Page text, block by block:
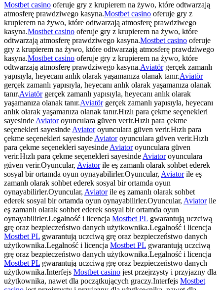
Mostbet casino oferuje gry z krupierem na żywo, które odtwarzają
atmosferę prawdziwego kasyna.Mostbet casino oferuje gry z
krupierem na żywo, które odtwarzają atmosferę prawdziwego
kasyna.Mostbet casino oferuje gry z krupierem na żywo, które
odtwarzają atmosferę prawdziwego kasyna.Mostbet casino oferuje
gry z krupierem na żywo, które odtwarzają atmosferę prawdziwego
kasyna.Mostbet casino oferuje gry z krupierem na żywo, które
odtwarzają atmosferę prawdziwego kasyna.Aviatörgerçek zamanlı
yapısıyla, heyecanı anlık olarak yaşamanıza olanak tanır.Aviatör
gerçek zamanlı yapısıyla, heyecanı anlık olarak yaşamanıza olanak
tanır.Aviatörgerçek zamanlı yapısıyla, heyecanı anlık olarak
yaşamanıza olanak tanır.Aviatörgerçek zamanlı yapısıyla, heyecanı
anlık olarak yaşamanıza olanak tanır.Hızlı para çekme seçenekleri
sayesindeAviatoroyunculara güven verir.Hızlı para çekme
seçenekleri sayesindeAviatoroyunculara güven verir.Hızlı para
çekme seçenekleri sayesindeAviatoroyunculara güven verir.Hızlı
para çekme seçenekleri sayesindeAviatoroyunculara güven
verir.Hızlı para çekme seçenekleri sayesindeAviatoroyunculara
güven verir.Oyuncular, Aviatorile eş zamanlı olarak sohbet ederek
sosyal bir ortamda oyun oynayabilirler.Oyuncular, Aviatorile eş
zamanlı olarak sohbet ederek sosyal bir ortamda oyun
oynayabilirler.Oyuncular, Aviatorile eş zamanlı olarak sohbet
ederek sosyal bir ortamda oyun oynayabilirler.Oyuncular, Aviatorile
eş zamanlı olarak sohbet ederek sosyal bir ortamda oyun
oynayabilirler.Legalność i licencja Mostbet PL gwarantują uczciwą
grę oraz bezpieczeństwo danych użytkownika.Legalność i licencja
Mostbet PL gwarantują uczciwą grę oraz bezpieczeństwo danych
użytkownika.Legalność i licencja Mostbet PL gwarantują uczciwą
grę oraz bezpieczeństwo danych użytkownika.Legalność i licencja
Mostbet PL gwarantują uczciwą grę oraz bezpieczeństwo danych
użytkownika.Interfejs Mostbet casino jest przejrzysty i przyjazny dla
użytkownika, nawet dla początkujących graczy.Interfejs Mostbet